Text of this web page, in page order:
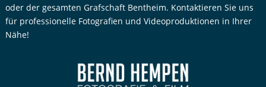
oder der gesamten Grafschaft Bentheim. Kontaktieren Sie uns
für professionelle Fotografien und Videoproduktionen in Ihrer
Nähe!